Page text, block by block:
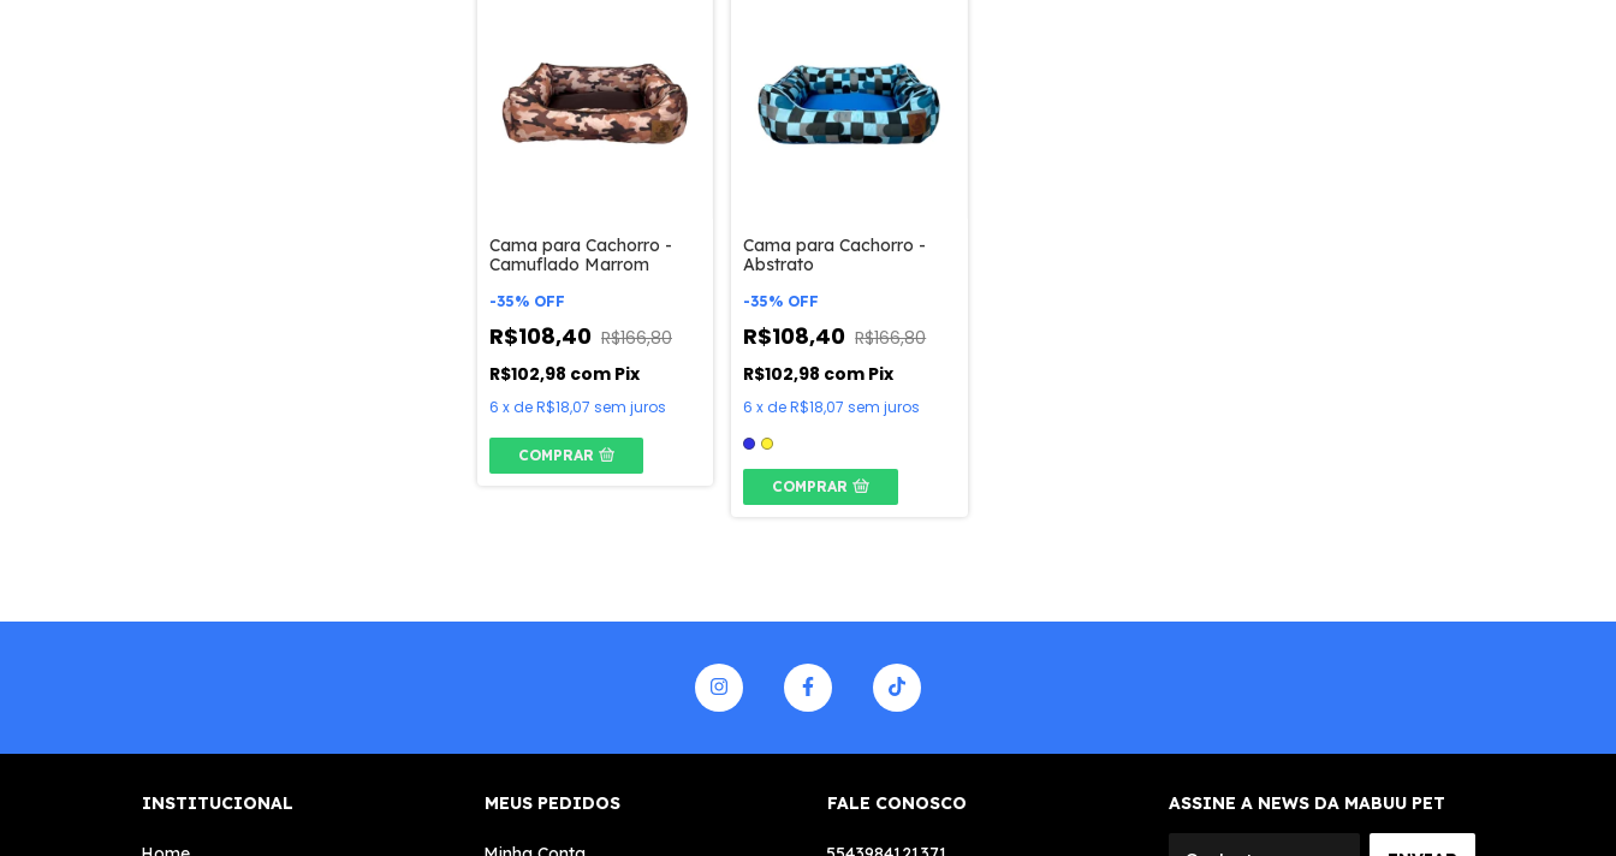
Cama para Cachorro -
Camuflado Marrom
-35% OFF
R$108,40 R$166,80
R$102,98 com Pix
6 x deR$18,07 sem juros
COMPRAR
Cama para Cachorro -
Abstrato
-35% OFF
R$108,40 R$166,80
R$102,98 com Pix
6 x deR$18,07 sem juros
COMPRAR
INSTITUCIONAL MEUS PEDIDOS FALE CONOSCO ASSINE A NEWS DA MABUU PET